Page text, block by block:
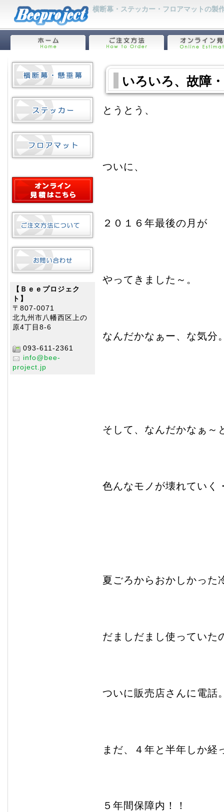
横断幕・ステッカー・フロアマットの
いろいろ、故障
とうとう、
ついに、
２０１６年最後の月が
やってきました～。
なんだかなぁー、な気分
そして、なんだかなぁ～
色んなモノが壊れていく
夏ごろからおかしかった
だましだまし使っていた
ついに販売店さんに電
まだ、４年と半年しか経
５年間保障内！！
【Ｂｅｅプロジェク
ト】
〒807-0071
北九州市八幡西区上の
原4丁目8-6
093-611-2361
info@bee-
project.jp